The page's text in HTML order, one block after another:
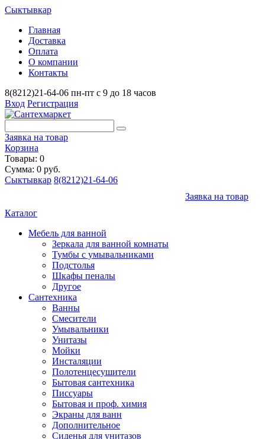
Сыктывкар
Главная
Доставка
Оплата
О компании
Контакты
8(8212)21-64-06 пн-пт с 9 до 18 часов
Вход Регистрация
Заявка на товар
Корзина
Товары: 0
Сумма: 0 руб.
Сыктывкар 8(8212)21-64-06
Заявка на товар
Каталог
Мебель для ванной
Зеркала для ванной комнаты
Тумбы с умывальниками
Подстолья
Шкафы пеналы
Другое
Сантехника
Ванны
Смесители
Умывальники
Унитазы
Мойки
Инсталяции
Полотенцесушители
Бытовая сантехника
Писсуары
Бытовая и проф. химия
Экраны для ванн
Дополнительное
Сиденья для унитазов